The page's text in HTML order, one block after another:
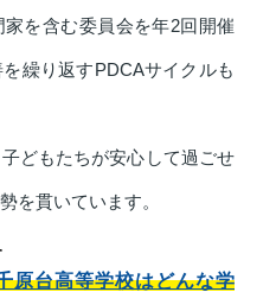
を含む委員会を年2回開催
繰り返すPDCAサイクルも
どもたちが安心して過ごせ
を貫いています。
原台高等学校はどんな学